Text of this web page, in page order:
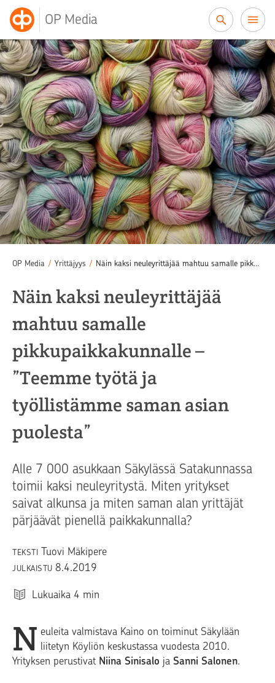
OP Media
OP Media / Yrittäjyys / Näin kaksi neuleyrittäjää mahtuu samalle pikkupaikkakunnalle – ”Teemme työtä ja työllistämme saman asian puolesta”
Näin kaksi neuleyrittäjää
mahtuu samalle
pikkupaikkakunnalle –
”Teemme työtä ja
työllistämme saman asian
puolesta”
Alle 7 000 asukkaan Säkylässä Satakunnassa
toimii kaksi neuleyritystä. Miten yritykset
saivat alkunsa ja miten saman alan yrittäjät
pärjäävät pienellä paikkakunnalla?
TEKSTI Tuovi Mäkipere
JULKAISTU 8.4.2019
Lukuaika 4 min
N euleita valmistava Kaino on toiminut Säkylään
liitetyn Köyliön keskustassa vuodesta 2010.
Yrityksen perustivat Niina Sinisalo ja Sanni Salonen.